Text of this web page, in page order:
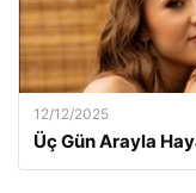
12/12/2025
Üç Gün Arayla